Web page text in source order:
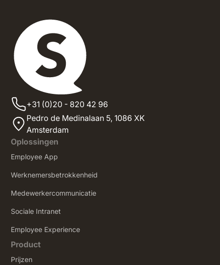
+31 (0)20 - 820 42 96
Pedro de Medinalaan 5,1086 XK
Amsterdam
Oplossingen
Employee App
Werknemersbetrokkenheid
Medewerkercommunicatie
Sociale Intranet
‍Employee Experience
Product
Prijzen